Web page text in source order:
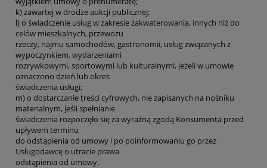
k) zawartej w drodze aukcji publicznej;
l) o świadczenie usług w zakresie zakwaterowania, innych niż do
celów mieszkalnych, przewozu
rzeczy, najmu samochodów, gastronomii, usług związanych z
wypoczynkiem, wydarzeniami
rozrywkowymi, sportowymi lub kulturalnymi, jeżeli w umowie
oznaczono dzień lub okres
świadczenia usługi;
m) o dostarczanie treści cyfrowych, nie zapisanych na nośniku
materialnym, jeśli spełnianie
świadczenia rozpoczęło się za wyraźną zgodą Konsumenta przed
upływem terminu
do odstąpienia od umowy i po poinformowaniu go przez
Usługodawcę o utracie prawa
odstąpienia od umowy.